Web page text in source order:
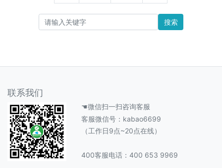
搜索
联系我们
☚微信扫一扫咨询客服
客服微信号：kabao6699
（工作日9点~20点在线）
400客服电话：400 653 9969